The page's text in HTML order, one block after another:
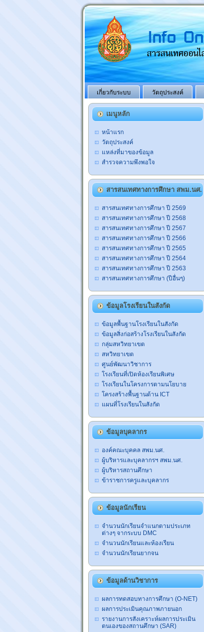
เกี่ยวกับระบบ วัตถุประสงค์
เมนูหลัก
หน้าแรก
วัตถุประสงค์
แหล่งที่มาของข้อมูล
สำรวจความพึงพอใจ
สารสนเทศทางการศึกษา สพม.นศ.
สารสนเทศทางการศึกษา ปี 2569
สารสนเทศทางการศึกษา ปี 2568
สารสนเทศทางการศึกษา ปี 2567
สารสนเทศทางการศึกษา ปี 2566
สารสนเทศทางการศึกษา ปี 2565
สารสนเทศทางการศึกษา ปี 2564
สารสนเทศทางการศึกษา ปี 2563
สารสนเทศทางการศึกษา (ปีอื่นๆ)
ข้อมูลโรงเรียนในสังกัด
ข้อมูลพื้นฐานโรงเรียนในสังกัด
ข้อมูลสิ่งก่อสร้างโรงเรียนในสังกัด
กลุ่มสหวิทยาเขต
สหวิทยาเขต
ศูนย์พัฒนาวิชาการ
โรงเรียนที่เปิดห้องเรียนพิเศษ
โรงเรียนในโครงการตามนโยบาย
โครงสร้างพื้นฐานด้าน ICT
แผนที่โรงเรียนในสังกัด
ข้อมูลบุคลากร
องค์คณะบุคคล สพม.นศ.
ผู้บริหารและบุคลากรฯ สพม.นศ.
ผู้บริหารสถานศึกษา
ข้าราชการครูและบุคลากร
ข้อมูลนักเรียน
จำนวนนักเรียนจำแนกตามประเภท
ต่างๆ จากระบบ DMC
จำนวนนักเรียนและห้องเรียน
จำนวนนักเรียนยากจน
ข้อมูลด้านวิชาการ
ผลการทดสอบทางการศึกษา (O-NET)
ผลการประเมินคุณภาพภายนอก
รายงานการสังเคราะห์ผลการประเมิน
ตนเองของสถานศึกษา (SAR)